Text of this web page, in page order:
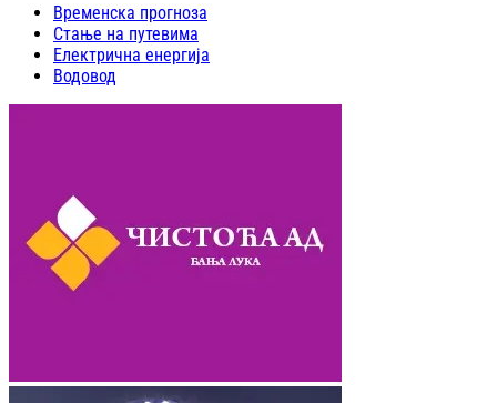
Временска прогноза
Стање на путевима
Електрична енергија
Водовод